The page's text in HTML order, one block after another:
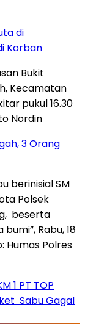
di
Korban
3 Orang
1 PT TOP
Sabu Gagal